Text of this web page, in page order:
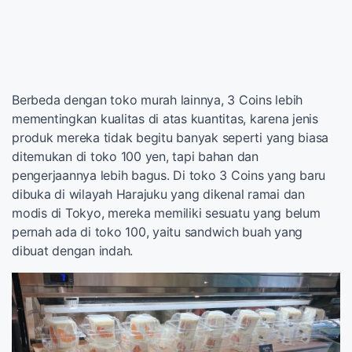
Berbeda dengan toko murah lainnya, 3 Coins lebih
mementingkan kualitas di atas kuantitas, karena jenis
produk mereka tidak begitu banyak seperti yang biasa
ditemukan di toko 100 yen, tapi bahan dan
pengerjaannya lebih bagus. Di toko 3 Coins yang baru
dibuka di wilayah Harajuku yang dikenal ramai dan
modis di Tokyo, mereka memiliki sesuatu yang belum
pernah ada di toko 100, yaitu sandwich buah yang
dibuat dengan indah.